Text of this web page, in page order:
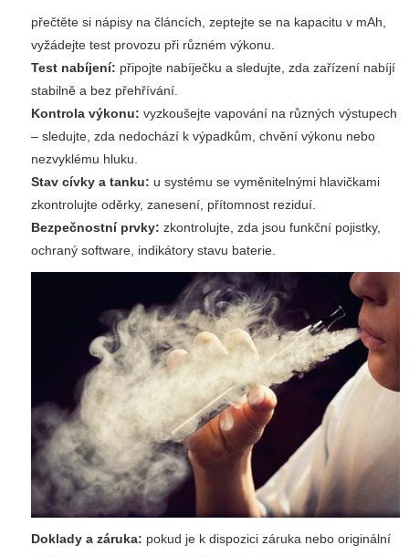
přečtěte si nápisy na článcích, zeptejte se na kapacitu v mAh,
vyžádejte test provozu při různém výkonu.
Test nabíjení: připojte nabíječku a sledujte, zda zařízení nabíjí
stabilně a bez přehřívání.
Kontrola výkonu: vyzkoušejte vapování na různých výstupech
– sledujte, zda nedochází k výpadkům, chvění výkonu nebo
nezvyklému hluku.
Stav cívky a tanku: u systému se vyměnitelnými hlavičkami
zkontrolujte oděrky, zanesení, přítomnost reziduí.
Bezpečnostní prvky: zkontrolujte, zda jsou funkční pojistky,
ochraný software, indikátory stavu baterie.
Doklady a záruka: pokud je k dispozici záruka nebo originální